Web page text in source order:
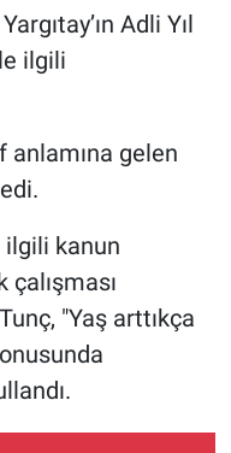
Adli Yıl
ilgili
anlamına gelen
kanun
"Yaş arttıkça